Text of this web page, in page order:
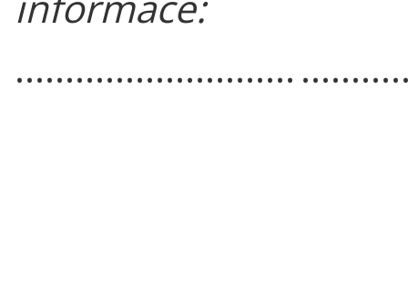
............................